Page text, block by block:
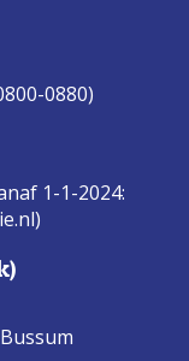
0880)
1-1-2024: